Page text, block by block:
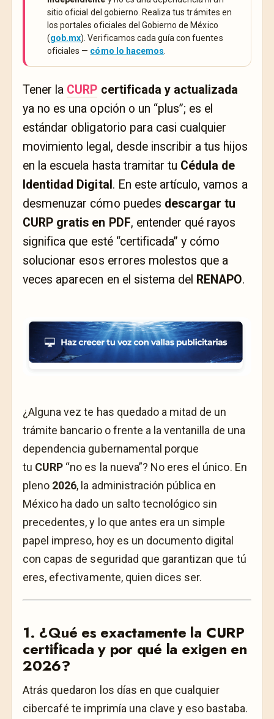
sitio oficial del gobierno. Realiza tus trámites en
los portales oficiales del Gobierno de México
(gob.mx). Verificamos cada guía con fuentes
oficiales — cómo lo hacemos
Tener la CURP certificada y actualizada
ya no es una opción o un “plus”; es el
estándar obligatorio para casi cualquier
movimiento legal, desde inscribir a tus hijos
en la escuela hasta tramitar tu Cédula de
Identidad Digital . En este artículo, vamos a
desmenuzar cómo puedes descargar tu
CURP gratis en PDF, entender qué rayos
significa que esté “certificada” y cómo
solucionar esos errores molestos que a
veces aparecen en el sistema del RENAPO.
¿Alguna vez te has quedado a mitad de un
trámite bancario o frente a la ventanilla de una
dependencia gubernamental porque
tu CURP “no es la nueva”? No eres el único. En
pleno 2026, la administración pública en
México ha dado un salto tecnológico sin
precedentes, y lo que antes era un simple
papel impreso, hoy es un documento digital
con capas de seguridad que garantizan que tú
eres, efectivamente, quien dices ser.
1. ¿Qué es exactamente la CURP
certificada y por qué la exigen en
2026?
Atrás quedaron los días en que cualquier
cibercafé te imprimía una clave y eso bastaba.